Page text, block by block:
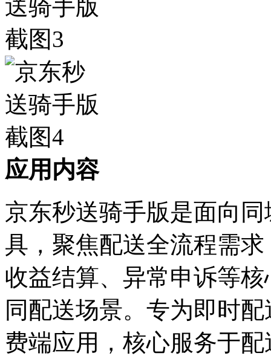
应用内容
京东秒送骑手版是面向
具，聚焦配送全流程需
收益结算、异常申诉等
同配送场景。专为即时
费端应用，核心服务于